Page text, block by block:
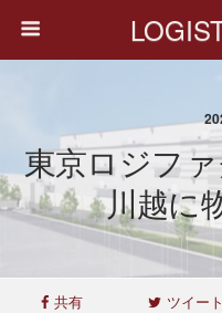
東京ロジフ
川越に
共有 ツイート